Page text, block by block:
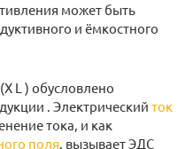
может быть
и ёмкостного
L ) обусловлено
. Электрический ток
тока, и как
поля, вызывает ЭДС